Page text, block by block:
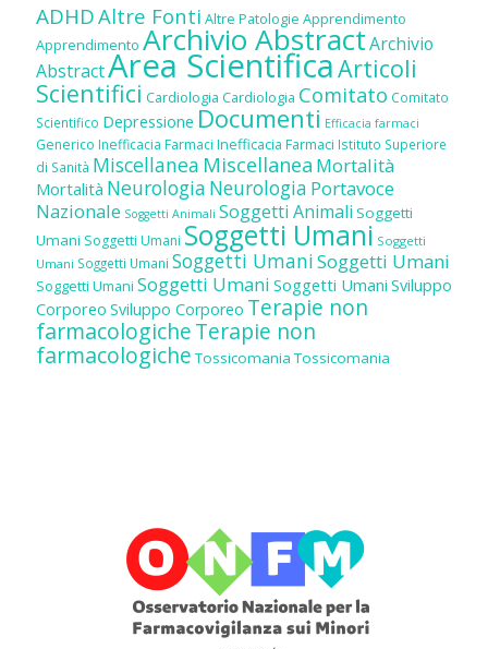
ADHDAltre Fonti Altre Patologie Apprendimento
Apprendimento Archivio AbstractArchivio
AbstractArea ScientificaArticoli
Scientifici Cardiologia Cardiologia Comitato Comitato
Scientifico Depressione Documenti Efficacia farmaci
Generico Inefficacia Farmaci Inefficacia Farmaci Istituto Superiore
di Sanità Miscellanea Miscellanea Mortalità
Mortalità Neurologia Neurologia Portavoce
Nazionale Soggetti Animali Soggetti Animali Soggetti
Umani Soggetti Umani Soggetti Umani Soggetti
Umani Soggetti Umani Soggetti UmaniSoggetti Umani
Soggetti Umani Soggetti Umani Soggetti Umani Sviluppo
Corporeo Sviluppo Corporeo Terapie non
farmacologicheTerapie non
farmacologiche Tossicomania Tossicomania